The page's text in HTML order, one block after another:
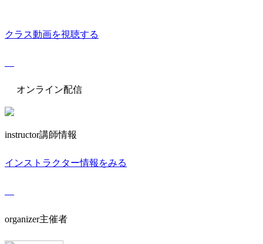
クラス動画を視聴する
オンライン配信
instructor講師情報
インストラクター情報をみる
organizer主催者